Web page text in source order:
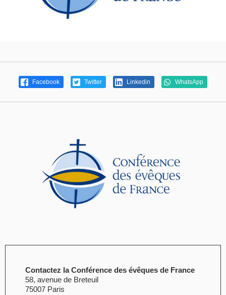
Facebook Twitter Linkedin WhatsApp
Contactez la Conférence des évêques de France
58, avenue de Breteuil
75007 Paris